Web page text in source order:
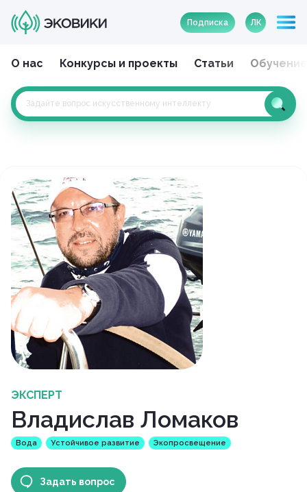
Подписка ЛК
О нас Конкурсы и проекты Статьи Обучение
ЭКСПЕРТ
Владислав Ломаков
Вода Устойчивое развитие Экопросвещение
Задать вопрос